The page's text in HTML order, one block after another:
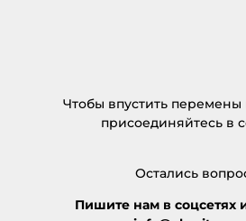
Чтобы впустить
присоединяйтесь в
Остались
Пишите нам в соцсетях